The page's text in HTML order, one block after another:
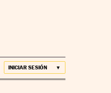
INICIAR SESIÓN